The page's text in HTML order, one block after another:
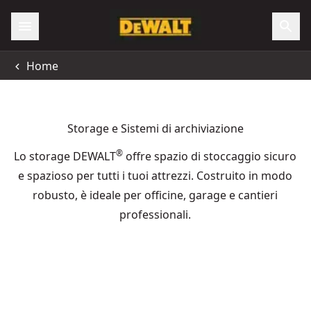
Home
Storage e Sistemi di archiviazione
Lo storage DEWALT® offre spazio di stoccaggio sicuro
e spazioso per tutti i tuoi attrezzi. Costruito in modo
robusto, è ideale per officine, garage e cantieri
professionali.